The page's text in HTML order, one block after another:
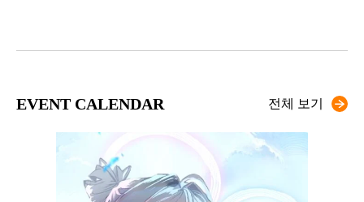
EVENT CALENDAR 전체 보기